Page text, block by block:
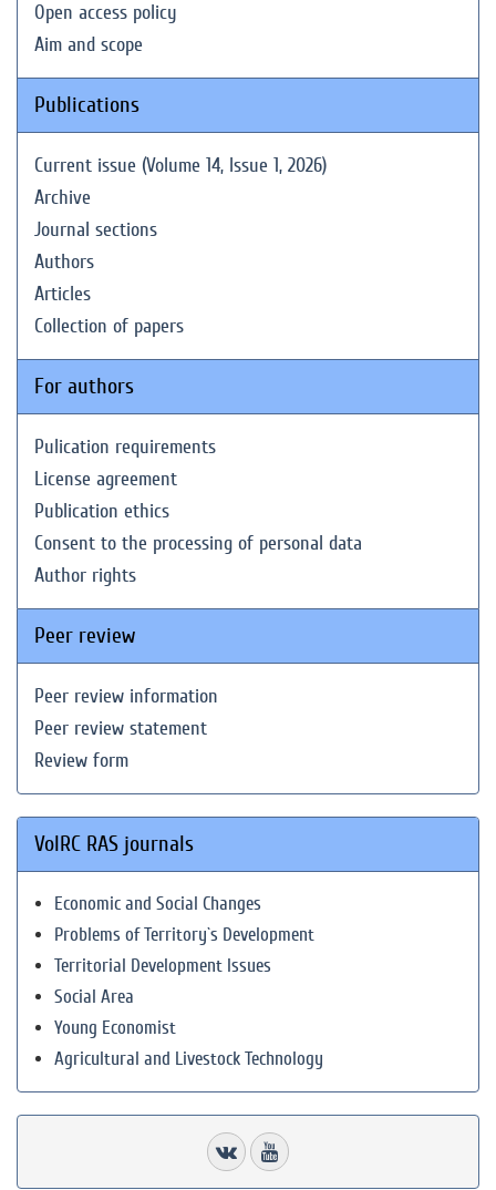
Open access policy
Aim and scope
Publications
Current issue (Volume 14, Issue 1, 2026)
Archive
Journal sections
Authors
Articles
Collection of papers
For authors
Pulication requirements
License agreement
Publication ethics
Consent to the processing of personal data
Author rights
Peer review
Peer review information
Peer review statement
Review form
VolRC RAS journals
Economic and Social Changes
Problems of Territory`s Development
Territorial Development Issues
Social Area
Young Economist
Agricultural and Livestock Technology